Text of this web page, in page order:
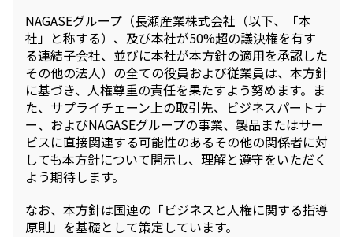
事業案内
機能化学品事業部
スペシャリティケミカル事業部
ポリマーグローバルアカウント事業部
エレクトロニクス事業部
先進機能材料事業部
モビリティソリューションズ事業部
ライフ＆ヘルスケア製品事業部
ナガセバイオイノベーションセンター
ナガセアプリケーションワークショップ
未来共創室
NAGASEバイオテック室
NAGASEグループ（長瀬産業株式会社（以下、「本
社」と称する）、及び本社が50%超の議決権を有す
る連結子会社、並びに本社が本方針の適用を承認した
その他の法人）の全ての役員および従業員は、本方針
に基づき、人権尊重の責任を果たすよう努めます。ま
た、サプライチェーン上の取引先、ビジネスパートナ
ー、およびNAGASEグループの事業、製品またはサー
ビスに直接関連する可能性のあるその他の関係者に対
しても本方針について開示し、理解と遵守をいただく
よう期待します。
なお、本方針は国連の「ビジネスと人権に関する指導
原則」を基礎として策定しています。